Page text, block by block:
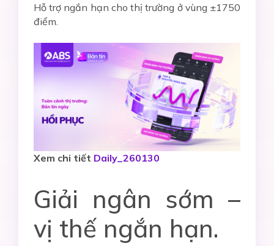
Hỗ trợ ngắn hạn cho thị trường ở vùng ±1750
điểm.
Xem chi tiết Daily_260130
Giải ngân sớm –
vị thế ngắn hạn.